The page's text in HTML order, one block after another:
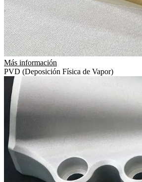
Más información
PVD (Deposición Física de Vapor)